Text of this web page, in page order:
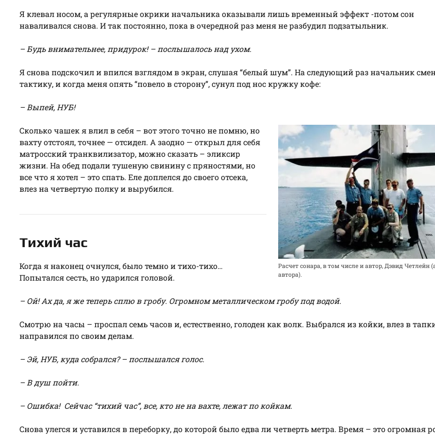
Я клевал носом, а регулярные окрики начальника оказывали лишь временный эффект -потом сон
наваливался снова. И так постоянно, пока в очередной раз меня не разбудил подзатыльник.
– Будь внимательнее, придурок! – послышалось над ухом.
Я снова подскочил и впился взглядом в экран, слушая “белый шум”. На следующий раз начальник
тактику, и когда меня опять “повело в сторону”, сунул под нос кружку кофе:
– Выпей, НУБ!
Расчет сонара, в том числе и автор, Дэвид Четлейн
автора).
Сколько чашек я влил в себя – вот этого точно не помню, но
вахту отстоял, точнее — отсидел. А заодно — открыл для себя
матросский транквилизатор, можно сказать – эликсир
жизни. На обед подали тушеную свинину с пряностями, но
все что я хотел – это спать. Еле доплелся до своего отсека,
влез на четвертую полку и вырубился.
Тихий час
Когда я наконец очнулся, было темно и тихо-тихо…
Попытался сесть, но ударился головой.
– Ой! Ах да, я же теперь сплю в гробу. Огромном металлическом гробу под водой.
Смотрю на часы – проспал семь часов и, естественно, голоден как волк. Выбрался из койки, влез в
направился по своим делам.
– Эй, НУБ, куда собрался? – послышался голос.
– В душ пойти.
– Ошибка! Сейчас “тихий час”, все, кто не на вахте, лежат по койкам.
Снова улегся и уставился в переборку, до которой было едва ли четверть метра. Время – это огромная